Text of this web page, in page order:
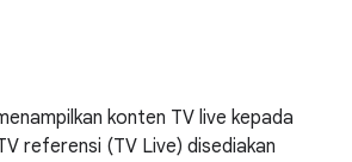
konten TV live kepada
referensi (TV Live) disediakan